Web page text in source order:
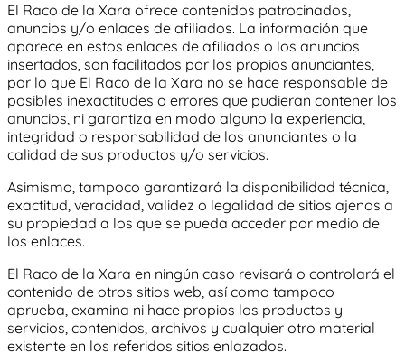
El Raco de la Xara ofrece contenidos patrocinados,
anuncios y/o enlaces de afiliados. La información que
aparece en estos enlaces de afiliados o los anuncios
insertados, son facilitados por los propios anunciantes,
por lo que El Raco de la Xara no se hace responsable de
posibles inexactitudes o errores que pudieran contener los
anuncios, ni garantiza en modo alguno la experiencia,
integridad o responsabilidad de los anunciantes o la
calidad de sus productos y/o servicios.
Asimismo, tampoco garantizará la disponibilidad técnica,
exactitud, veracidad, validez o legalidad de sitios ajenos a
su propiedad a los que se pueda acceder por medio de
los enlaces.
El Raco de la Xara en ningún caso revisará o controlará el
contenido de otros sitios web, así como tampoco
aprueba, examina ni hace propios los productos y
servicios, contenidos, archivos y cualquier otro material
existente en los referidos sitios enlazados.